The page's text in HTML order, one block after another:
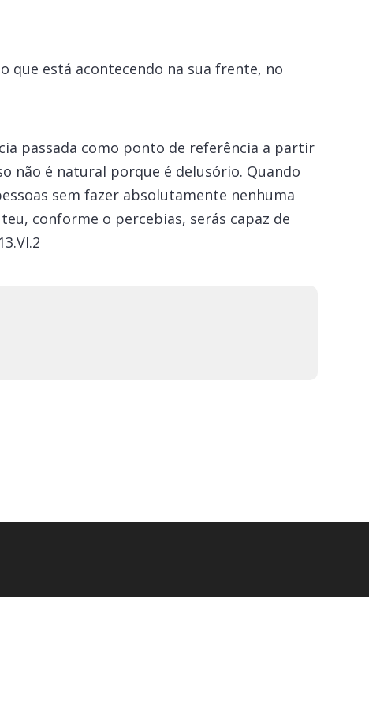
que está acontecendo na sua frente, no
passada como ponto de referência a partir
não é natural porque é delusório. Quando
sem fazer absolutamente nenhuma
conforme o percebias, serás capaz de